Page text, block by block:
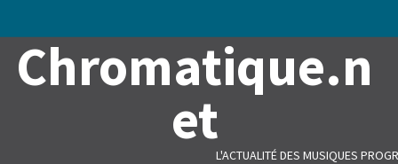
Chromatique.n
et
L'ACTUALITÉ DES MUSIQUES